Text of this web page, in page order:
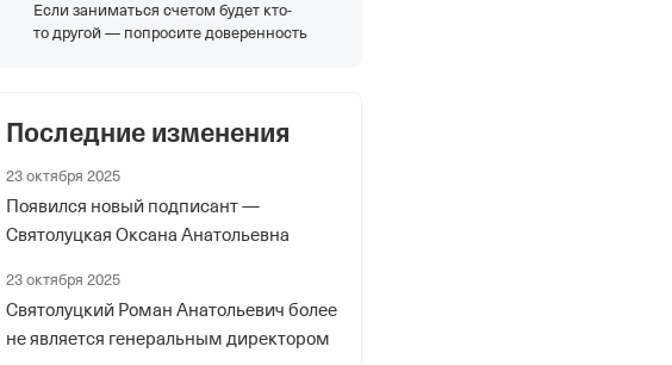
Если заниматься счетом будет кто-
то другой — попросите доверенность
Последние изменения
23 октября 2025
Появился новый подписант —
Святолуцкая Оксана Анатольевна
23 октября 2025
Святолуцкий Роман Анатольевич более
не является генеральным директором